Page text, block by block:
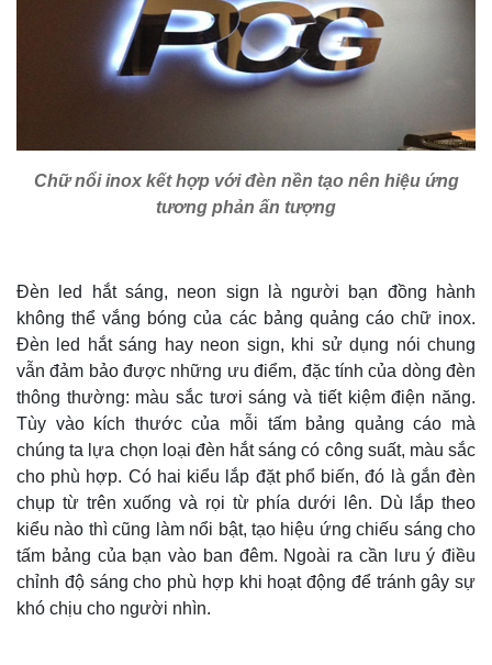
Chữ nổi inox kết hợp với đèn nền tạo nên hiệu ứng
tương phản ấn tượng
Đèn led hắt sáng, neon sign là người bạn đồng hành
không thể vắng bóng của các bảng quảng cáo chữ inox.
Đèn led hắt sáng hay neon sign, khi sử dụng nói chung
vẫn đảm bảo được những ưu điểm, đặc tính của dòng đèn
thông thường: màu sắc tươi sáng và tiết kiệm điện năng.
Tùy vào kích thước của mỗi tấm bảng quảng cáo mà
chúng ta lựa chọn loại đèn hắt sáng có công suất, màu sắc
cho phù hợp. Có hai kiểu lắp đặt phổ biến, đó là gắn đèn
chụp từ trên xuống và rọi từ phía dưới lên. Dù lắp theo
kiểu nào thì cũng làm nổi bật, tạo hiệu ứng chiếu sáng cho
tấm bảng của bạn vào ban đêm. Ngoài ra cần lưu ý điều
chỉnh độ sáng cho phù hợp khi hoạt động để tránh gây sự
khó chịu cho người nhìn.